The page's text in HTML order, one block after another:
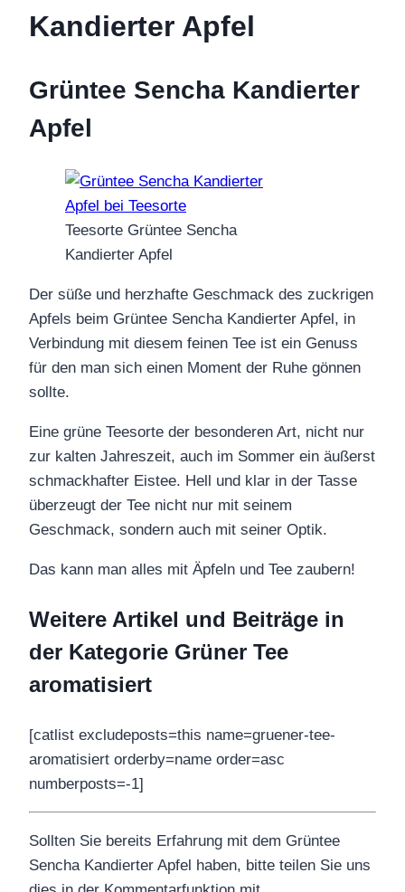
Kandierter Apfel
Grüntee Sencha Kandierter
Apfel
Teesorte Grüntee Sencha
Kandierter Apfel
Der süße und herzhafte Geschmack des zuckrigen
Apfels beim Grüntee Sencha Kandierter Apfel, in
Verbindung mit diesem feinen Tee ist ein Genuss
für den man sich einen Moment der Ruhe gönnen
sollte.
Eine grüne Teesorte der besonderen Art, nicht nur
zur kalten Jahreszeit, auch im Sommer ein äußerst
schmackhafter Eistee. Hell und klar in der Tasse
überzeugt der Tee nicht nur mit seinem
Geschmack, sondern auch mit seiner Optik.
Das kann man alles mit Äpfeln und Tee zaubern!
Weitere Artikel und Beiträge in
der Kategorie Grüner Tee
aromatisiert
[catlist excludeposts=this name=gruener-tee-
aromatisiert orderby=name order=asc
numberposts=-1]
Sollten Sie bereits Erfahrung mit dem Grüntee
Sencha Kandierter Apfel haben, bitte teilen Sie uns